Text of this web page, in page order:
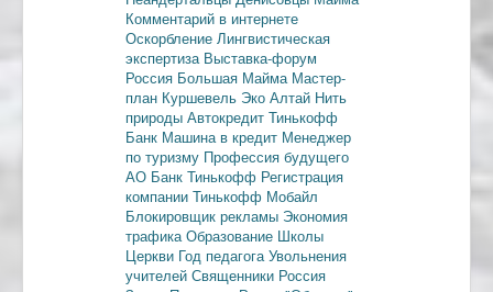
Комментарий в интернете
Оскорбление Лингвистическая
экспертиза Выставка-форум
Россия Большая Майма Мастер-
план Куршевель Эко Алтай Нить
природы Автокредит Тинькофф
Банк Машина в кредит Менеджер
по туризму Профессия будущего
АО Банк Тинькофф Регистрация
компании Тинькофф Мобайл
Блокировщик рекламы Экономия
трафика Образование Школы
Церкви Год педагога Увольнения
учителей Священники Россия